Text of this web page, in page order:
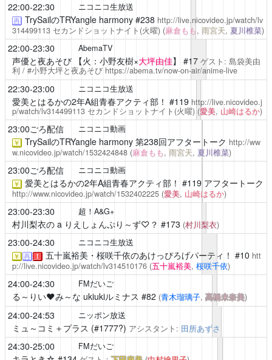
22:00-22:30
ニコニコ生放送
再 TrySailのTRYangle harmony#238 http://live.nicovideo.jp/watch/lv
314499113セカンドショットナイト(火曜) (麻倉もも, 雨宮天, 夏川椎菜)
22:00-23:30 AbemaTV
声優と夜あそび【火：小野友樹×大坪由佳】 #17 ゲスト: 島袋美由
利 / #小野大坪と夜あそび https://abema.tv/now-on-air/anime-live
22:30-23:00 ニコニコ生放送
愛美とはるかの2年A組青春アクティ部！ #119 http://live.nicovideo.j
p/watch/lv314499113セカンドショットナイト(火曜) (愛美, 山崎はるか)
23:00ごろ配信 ニコニコ動画
￥ TrySailのTRYangle harmony第238回アフタートーク http://ww
w.nicovideo.jp/watch/1532424848 (麻倉もも, 雨宮天, 夏川椎菜)
23:00ごろ配信 ニコニコ動画
￥ 愛美とはるかの2年A組青春アクティ部！ #119 アフタートーク
http://www.nicovideo.jp/watch/1532402225 (愛美, 山崎はるか)
23:00-23:30 超！A&G+
村川梨衣の a りえしょんぷり～ず♡？ #173 (村川梨衣)
23:00-24:30 ニコニコ生放送
￥ 再 ！ 五十嵐裕美・桜咲千依のあけっぴろげパーティ！ #10 htt
p://live.nicovideo.jp/watch/lv314510176 (五十嵐裕美, 桜咲千依)
24:00-24:30 FMだいご
る～りい❤️み～な ukiukiルミナス #82 (青木瑠璃子,高橋未奈美)
24:00-24:53 ニッポン放送
ミュ～コミ＋プラス (#1777?) アシスタント: 田所あずさ
24:30-25:00 FMだいご